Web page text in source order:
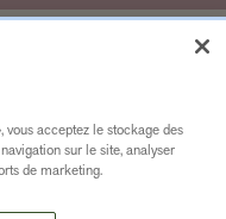
vous acceptez le stockage des
sur le site, analyser
de marketing.